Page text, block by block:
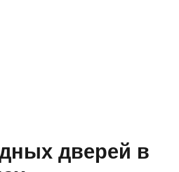
дверей в